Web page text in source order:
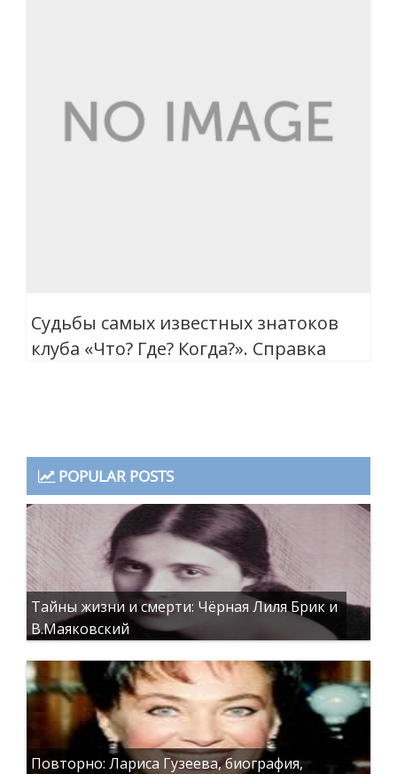
Судьбы самых известных знатоков
клуба «Что? Где? Когда?». Справка
POPULAR POSTS
Тайны жизни и смерти: Чёрная Лиля Брик и
В.Маяковский
Повторно: Лариса Гузеева, биография,